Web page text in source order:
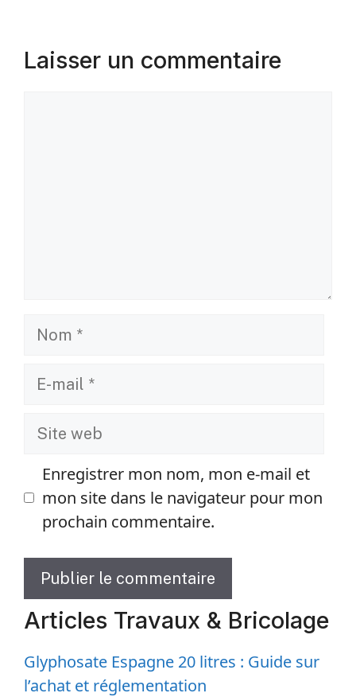
Laisser un commentaire
Nom
Site
Enregistrer mon nom, mon e-mail et
mon site dans le navigateur pour mon
prochain commentaire.
Articles Travaux & Bricolage
Glyphosate Espagne 20 litres : Guide sur
l’achat et réglementation